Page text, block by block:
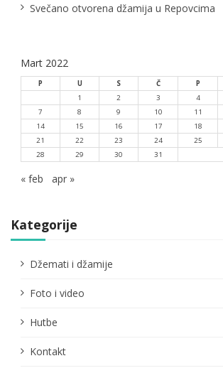
Svečano otvorena džamija u Repovcima
Mart 2022
P U S Č P
1
2 3 4
7
8 9 10 11
14
15 16 17 18
21
22 23 24 25
28
29 30 31
« feb apr »
Kategorije
Džemati i džamije
Foto i video
Hutbe
Kontakt